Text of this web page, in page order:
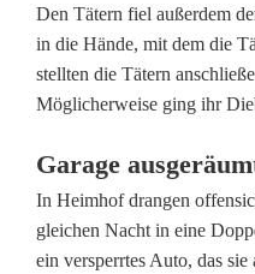
g
ü
b
e
r
m
Den Tätern fiel außerdem
in die Hände, mit dem die
stellten die Tätern
Möglicherweise ging ihr
Garage
In Heimhof drangen
gleichen Nacht in eine
ein versperrtes Auto, das